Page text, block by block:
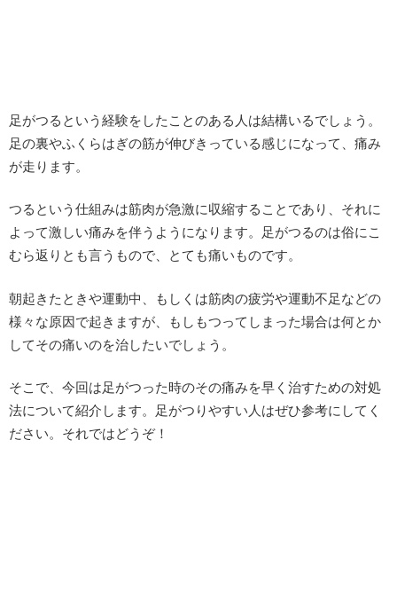
足がつるという経験をしたことのある人は結構いるでしょう。
足の裏やふくらはぎの筋が伸びきっている感じになって、痛み
が走ります。
つるという仕組みは筋肉が急激に収縮することであり、それに
よって激しい痛みを伴うようになります。足がつるのは俗にこ
むら返りとも言うもので、とても痛いものです。
朝起きたときや運動中、もしくは筋肉の疲労や運動不足などの
様々な原因で起きますが、もしもつってしまった場合は何とか
してその痛いのを治したいでしょう。
そこで、今回は足がつった時のその痛みを早く治すための対処
法について紹介します。足がつりやすい人はぜひ参考にしてく
ださい。それではどうぞ！